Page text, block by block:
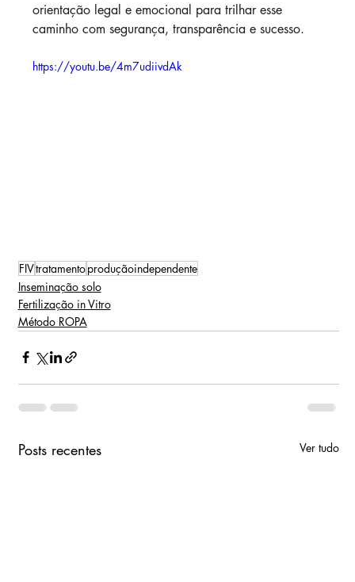
orientação legal e emocional para trilhar esse
caminho com segurança, transparência e sucesso.
https://youtu.be/4m7udiivdAk
FIVtratamentoproduçãoindependente
Inseminação solo
Fertilização in Vitro
Método ROPA
Posts recentes Ver tudo